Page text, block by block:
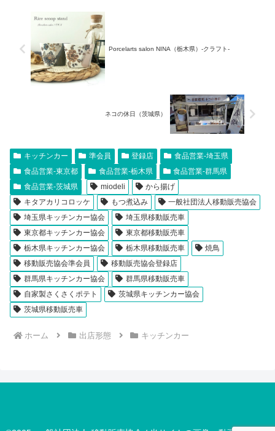
Porcelarts salon NINA（栃木県）-クラフト-
ネコの休日（茨城県）
キッチンカー 準会員 登録店
食品営業-埼玉県
食品営業-東京都
食品営業-栃木県
食品営業-群馬県
食品営業-茨城県
miodeli
から揚げ
キタアカリコロッケ
もつ煮込み
一般社団法人移動販売協会
埼玉県キッチンカー協会
埼玉県移動販売車
東京都キッチンカー協会
東京都移動販売車
栃木県キッチンカー協会
栃木県移動販売車
焼鳥
移動販売協会準会員
移動販売協会登録店
群馬県キッチンカー協会
群馬県移動販売車
自家製さくさくポテト
茨城県キッチンカー協会
茨城県移動販売車
ホーム 出店形態 キッチンカー